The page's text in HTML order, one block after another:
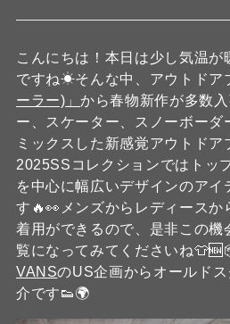
こんにちは！本日は少し気温
ですね☀そんな中、アウトドア
ーラー)」から春物新作が多数
ー、スケーター、スノーボーダ
ミックスした新感覚アウトドア
2025SSコレクションではトッ
を中心に幅広いデザインのア
す🔥👀メンズからレディースか
着用ができるので、是非この機
覧になってみてくださいね
VANSのUS企画からオールド
介です👟🌍